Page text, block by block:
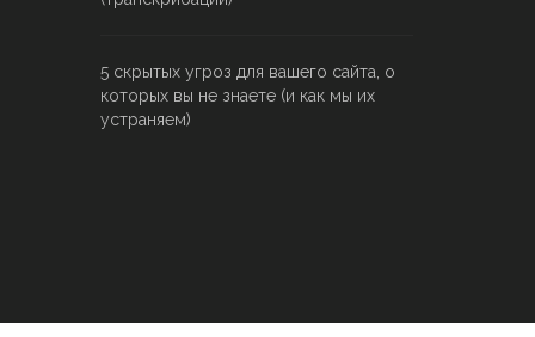
5 скрытых угроз для вашего сайта, о
которых вы не знаете (и как мы их
устраняем)